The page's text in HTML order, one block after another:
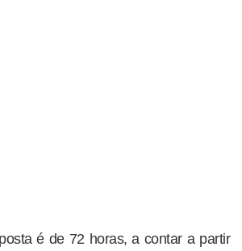
é de 72 horas, a contar a partir